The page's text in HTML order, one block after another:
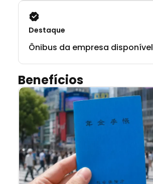
Destaque
Ônibus da empresa disponível
Benefícios